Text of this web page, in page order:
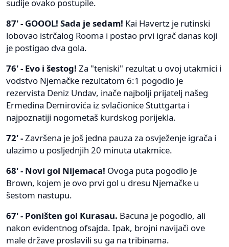
sudije ovako postupile.
87' - GOOOL! Sada je sedam! Kai Havertz je rutinski
lobovao istrčalog Rooma i postao prvi igrač danas koji
je postigao dva gola.
76' - Evo i šestog! Za "teniski" rezultat u ovoj utakmici i
vodstvo Njemačke rezultatom 6:1 pogodio je
rezervista Deniz Undav, inače najbolji prijatelj našeg
Ermedina Demirovića iz svlačionice Stuttgarta i
najpoznatiji nogometaš kurdskog porijekla.
72' -Završena je još jedna pauza za osvježenje igrača i
ulazimo u posljednjih 20 minuta utakmice.
68' - Novi gol Nijemaca! Ovoga puta pogodio je
Brown, kojem je ovo prvi gol u dresu Njemačke u
šestom nastupu.
67' - Poništen gol Kurasau. Bacuna je pogodio, ali
nakon evidentnog ofsajda. Ipak, brojni navijači ove
male države proslavili su ga na tribinama.